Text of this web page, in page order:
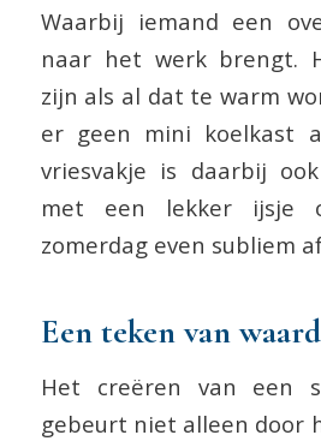
Waarbij iemand een
naar het werk brengt.
zijn als al dat te warm
er geen mini koelkast
vriesvakje is daarbij
met een lekker ijsje
zomerdag even subliem
Een teken van
Het creëren van een
gebeurt niet alleen door